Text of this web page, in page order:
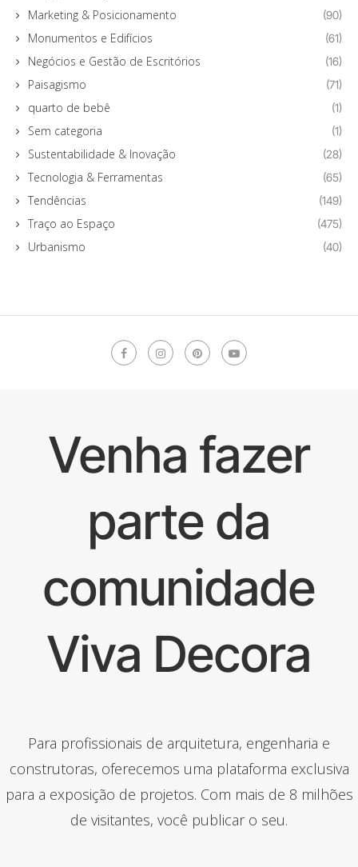
Marketing & Posicionamento (90)
Monumentos e Edifícios (61)
Negócios e Gestão de Escritórios (16)
Paisagismo (71)
quarto de bebê (1)
Sem categoria (1)
Sustentabilidade & Inovação (28)
Tecnologia & Ferramentas (65)
Tendências (149)
Traço ao Espaço (475)
Urbanismo (40)
Venha fazer
parte da
comunidade
Viva Decora
Para profissionais de arquitetura, engenharia e
construtoras, oferecemos uma plataforma exclusiva
para a exposição de projetos. Com mais de 8 milhões
de visitantes, você publicar o seu.